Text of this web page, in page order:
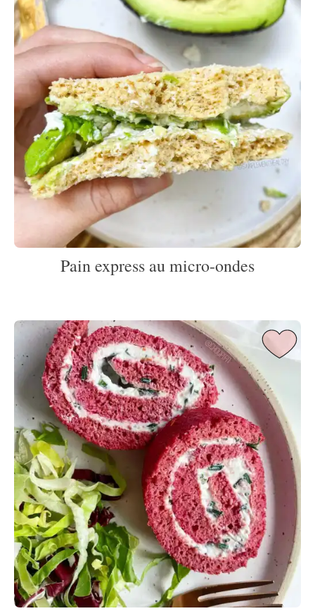
Pain express au micro-ondes